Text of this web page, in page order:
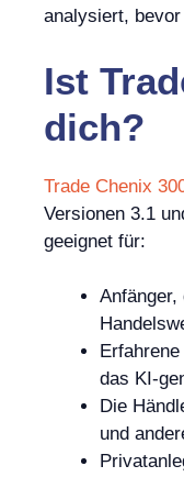
analysiert,
Ist
dich?
Trade Chenix
Versionen 3.1
geeignet für:
Anfänger,
das KI-
Die
und